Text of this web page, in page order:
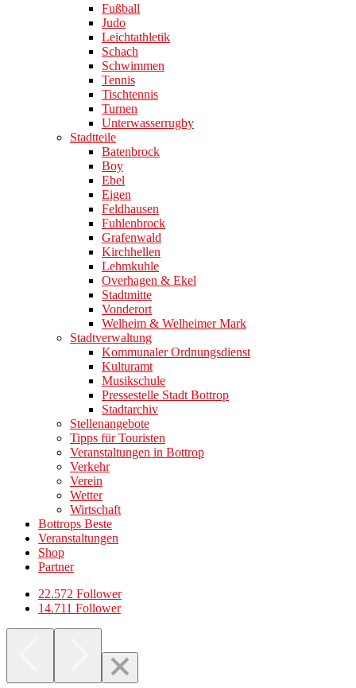
Fußball
Judo
Leichtathletik
Schach
Schwimmen
Tennis
Tischtennis
Turnen
Unterwasserrugby
Stadtteile
Batenbrock
Boy
Ebel
Eigen
Feldhausen
Fuhlenbrock
Grafenwald
Kirchhellen
Lehmkuhle
Overhagen & Ekel
Stadtmitte
Vonderort
Welheim & Welheimer Mark
Stadtverwaltung
Kommunaler Ordnungsdienst
Kulturamt
Musikschule
Pressestelle Stadt Bottrop
Stadtarchiv
Stellenangebote
Tipps für Touristen
Veranstaltungen in Bottrop
Verkehr
Verein
Wetter
Wirtschaft
Bottrops Beste
Veranstaltungen
Shop
Partner
22.572 Follower
14.711 Follower